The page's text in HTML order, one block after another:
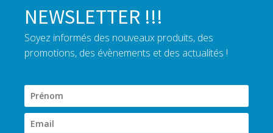
NEWSLETTER !!!
Soyez informés des nouveaux produits, des
promotions, des évènements et des actualités !